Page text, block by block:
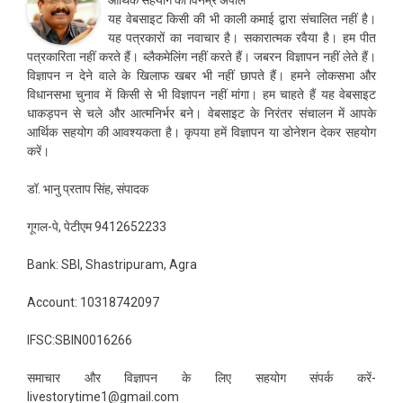
यह वेबसाइट किसी की भी काली कमाई द्वारा संचालित नहीं है।
यह पत्रकारों का नवाचार है। सकारात्मक रवैया है। हम पीत
पत्रकारिता नहीं करते हैं। ब्लैकमेलिंग नहीं करते हैं। जबरन विज्ञापन नहीं लेते हैं।
विज्ञापन न देने वाले के खिलाफ खबर भी नहीं छापते हैं। हमने लोकसभा और
विधानसभा चुनाव में किसी से भी विज्ञापन नहीं मांगा। हम चाहते हैं यह वेबसाइट
धाकड़पन से चले और आत्मनिर्भर बने। वेबसाइट के निरंतर संचालन में आपके
आर्थिक सहयोग की आवश्यकता है। कृपया हमें विज्ञापन या डोनेशन देकर सहयोग
करें।
डॉ. भानु प्रताप सिंह, संपादक
गूगल-पे, पेटीएम 9412652233
Bank: SBI, Shastripuram, Agra
Account: 10318742097
IFSC:SBIN0016266
समाचार और विज्ञापन के लिए सहयोग संपर्क करें-
livestorytime1@gmail.com